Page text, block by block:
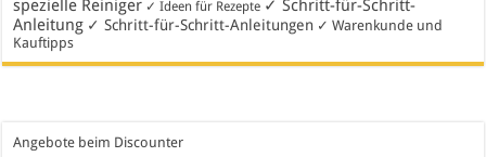
spezielle Reiniger ✓ Ideen für Rezepte ✓ Schritt-für-Schritt-
Anleitung ✓ Schritt-für-Schritt-Anleitungen ✓ Warenkunde und
Kauftipps
Angebote beim Discounter